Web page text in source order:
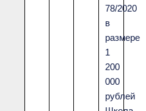
78/2020
в
размере
1
200
000
рублей